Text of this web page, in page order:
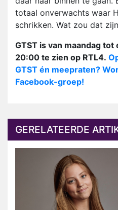
totaal onverwachts waar
schrikken. Wat zou dat
GTST is van maandag
20:00 te zien op RTL4.
GTST én meepraten?
Facebook-groep!
GERELATEERDE